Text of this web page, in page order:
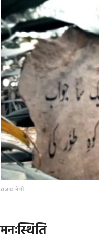
अजय नेगी
मनःस्थिति